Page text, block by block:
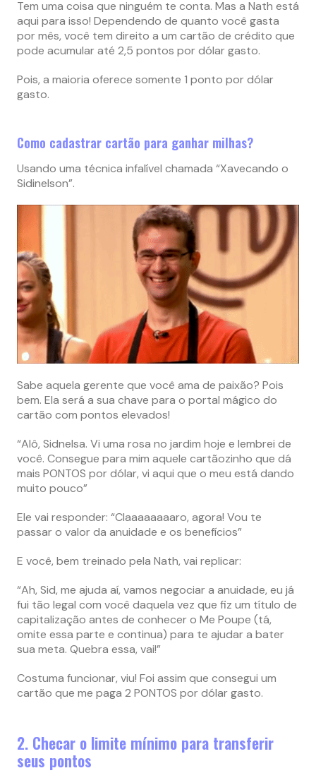
Tem uma coisa que ninguém te conta. Mas a Nath está
aqui para isso! Dependendo de quanto você gasta
por mês, você tem direito a um cartão de crédito que
pode acumular até 2,5 pontos por dólar gasto.
Pois, a maioria oferece somente 1 ponto por dólar
gasto.
Como cadastrar cartão para ganhar milhas?
Usando uma técnica infalível chamada “Xavecando o
Sidinelson”.
Sabe aquela gerente que você ama de paixão? Pois
bem. Ela será a sua chave para o portal mágico do
cartão com pontos elevados!
“Alô, Sidnelsa. Vi uma rosa no jardim hoje e lembrei de
você. Consegue para mim aquele cartãozinho que dá
mais PONTOS por dólar, vi aqui que o meu está dando
muito pouco”
Ele vai responder: “Claaaaaaaaro, agora! Vou te
passar o valor da anuidade e os benefícios”
E você, bem treinado pela Nath, vai replicar:
“Ah, Sid, me ajuda aí, vamos negociar a anuidade, eu já
fui tão legal com você daquela vez que fiz um título de
capitalização antes de conhecer o Me Poupe (tá,
omite essa parte e continua) para te ajudar a bater
sua meta. Quebra essa, vai!”
Costuma funcionar, viu! Foi assim que consegui um
cartão que me paga 2 PONTOS por dólar gasto.
2. Checar o limite mínimo para transferir
seus pontos